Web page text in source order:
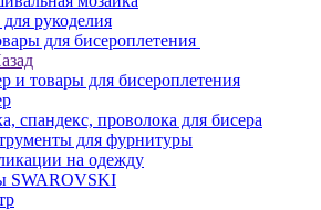
рукоделия
для бисероплетения
и товары для бисероплетения
спандекс, проволока для бисера
для фурнитуры
на одежду
SWAROVSKI